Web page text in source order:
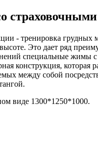
- тренировка
Это дает ряд
специальные жимы
конструкция, которая
между собой
виде 1300*1250*1000.